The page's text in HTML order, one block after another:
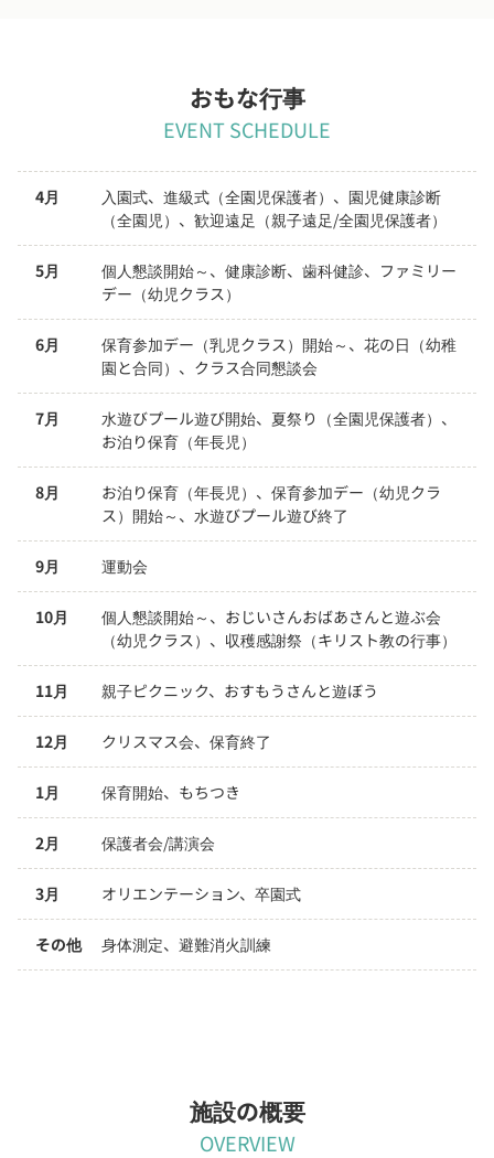
おもな行事
EVENT SCHEDULE
4月
入園式、進級式（全園児保護者）、園児健康診断
（全園児）、歓迎遠足（親子遠足/全園児保護者）
5月
個人懇談開始～、健康診断、歯科健診、ファミリー
デー（幼児クラス）
6月
保育参加デー（乳児クラス）開始～、花の日（幼稚
園と合同）、クラス合同懇談会
7月
水遊びプール遊び開始、夏祭り（全園児保護者）、
お泊り保育（年長児）
8月
お泊り保育（年長児）、保育参加デー（幼児クラ
ス）開始～、水遊びプール遊び終了
9月 運動会
10月
個人懇談開始～、おじいさんおばあさんと遊ぶ会
（幼児クラス）、収穫感謝祭（キリスト教の行事）
11月 親子ピクニック、おすもうさんと遊ぼう
12月 クリスマス会、保育終了
1月 保育開始、もちつき
2月 保護者会/講演会
3月 オリエンテーション、卒園式
その他 身体測定、避難消火訓練
施設の概要
OVERVIEW